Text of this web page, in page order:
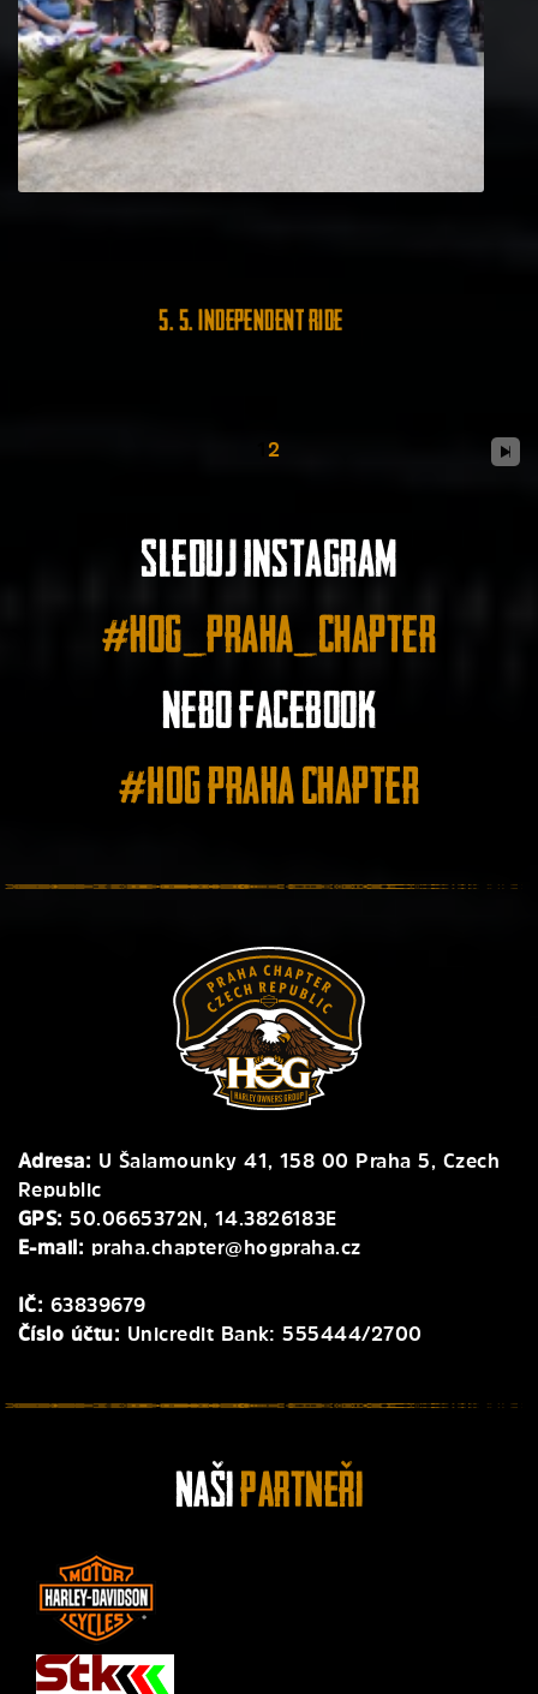
5. 5. Independent Ride
2
Sleduj instagram
#hog_praha_chapter
nebo facebook
#HOG Praha Chapter
Adresa: U Šalamounky 41, 158 00 Praha 5, Czech
Republic
GPS: 50.0665372N, 14.3826183E
E-mail: praha.chapter@hogpraha.cz
IČ: 63839679
Číslo účtu: Unicredit Bank: 555444/2700
NašiPartneři